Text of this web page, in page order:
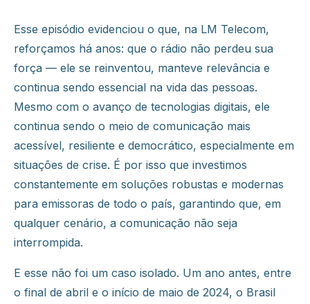
Esse episódio evidenciou o que, na LM Telecom,
reforçamos há anos: que o rádio não perdeu sua
força — ele se reinventou, manteve relevância e
continua sendo essencial na vida das pessoas.
Mesmo com o avanço de tecnologias digitais, ele
continua sendo o meio de comunicação mais
acessível, resiliente e democrático, especialmente em
situações de crise. É por isso que investimos
constantemente em soluções robustas e modernas
para emissoras de todo o país, garantindo que, em
qualquer cenário, a comunicação não seja
interrompida.
E esse não foi um caso isolado. Um ano antes, entre
o final de abril e o início de maio de 2024, o Brasil